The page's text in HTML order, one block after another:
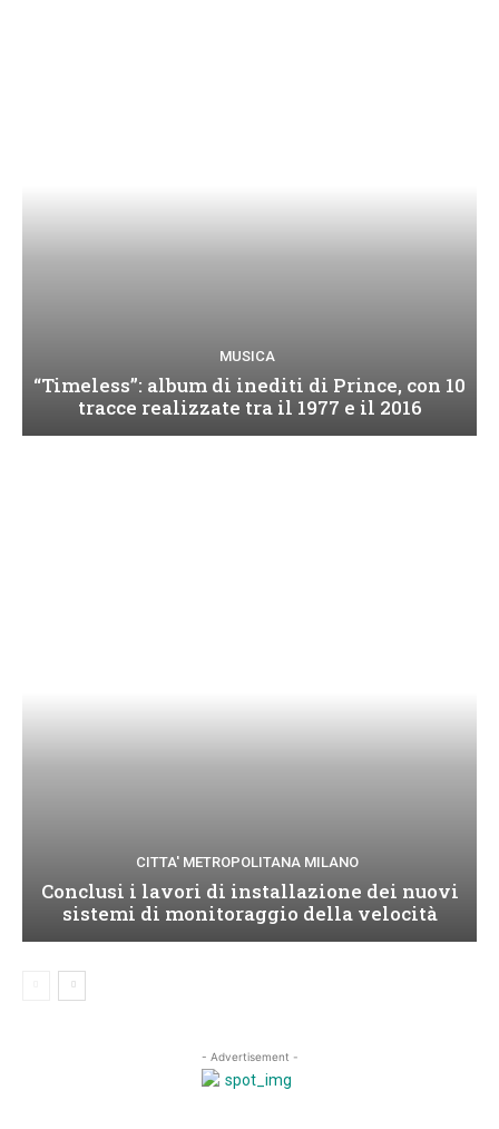
MUSICA
“Timeless”: album di inediti di Prince, con 10
tracce realizzate tra il 1977 e il 2016
CITTA' METROPOLITANA MILANO
Conclusi i lavori di installazione dei nuovi
sistemi di monitoraggio della velocità
- Advertisement -